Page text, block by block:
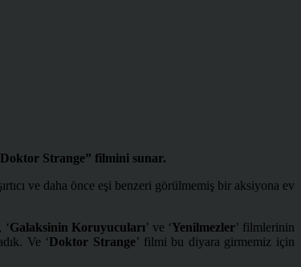
Strange” filmini sunar.
ve daha önce eşi benzeri görülmemiş bir aksiyona ev
‘Galaksinin Koruyucuları’ ve ‘Yenilmezler’ filmlerinin
Ve ‘Doktor Strange’ filmi bu diyara girmemiz için